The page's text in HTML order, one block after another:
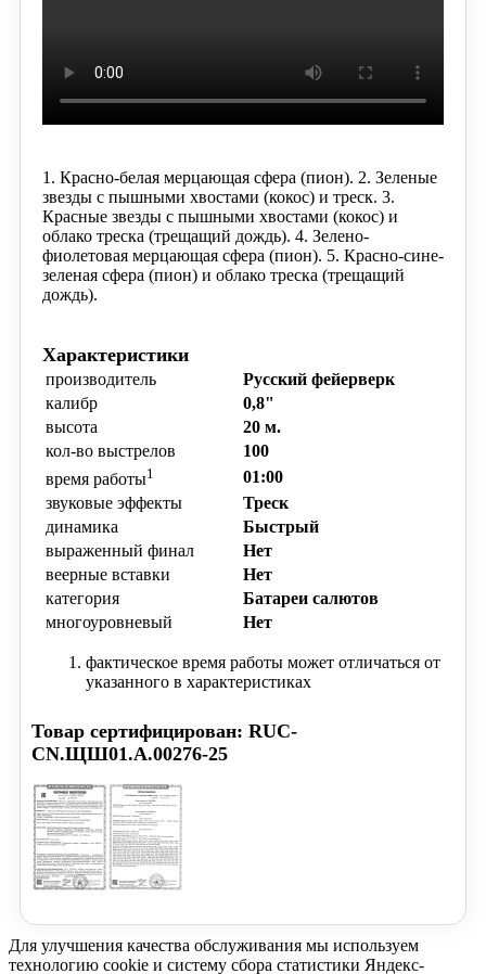
1. Красно-белая мерцающая сфера (пион). 2. Зеленые
звезды с пышными хвостами (кокос) и треск. 3.
Красные звезды с пышными хвостами (кокос) и
облако треска (трещащий дождь). 4. Зелено-
фиолетовая мерцающая сфера (пион). 5. Красно-сине-
зеленая сфера (пион) и облако треска (трещащий
дождь).
Характеристики
производитель
Русский фейерверк
калибр
0,8"
высота
20 м.
кол-во выстрелов
100
время работы1
01:00
звуковые эффекты
Треск
динамика
Быстрый
выраженный финал
Нет
веерные вставки
Нет
категория
Батареи салютов
многоуровневый
Нет
фактическое время работы может отличаться от
указанного в характеристиках
Товар сертифицирован: RUC-
CN.ЩШ01.А.00276-25
Для улучшения качества обслуживания мы используем
технологию cookie и систему сбора статистики Яндекс-